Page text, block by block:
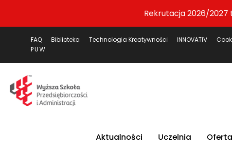
Rekrutacja 2026/2027
FAQ Biblioteka Technologia Kreatywności INNOVATIV
PUW
Aktualności Uczelnia Oferta